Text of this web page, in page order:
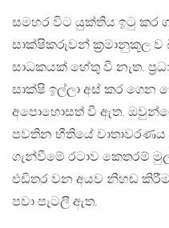
සමහර විට යුක්තිය ඉටු කර
සාක්ෂිකරුවන් ක්‍රමානුකූල ව
සාධකයක් හේතු වී නැත.
සාක්ෂි ඉල්ලා අස් කර
අපොහොසත් වී ඇත.
පවතින භීතියේ වාතාවරණය
ගැන්වීමේ රටාව කෙතරම්
එඩිතර වන අයව නිහඬ
පවා පැටලී ඇත.